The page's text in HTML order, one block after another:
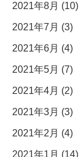
2021年8月 (10)
2021年7月 (3)
2021年6月 (4)
2021年5月 (7)
2021年4月 (2)
2021年3月 (3)
2021年2月 (4)
2021年1月 (14)